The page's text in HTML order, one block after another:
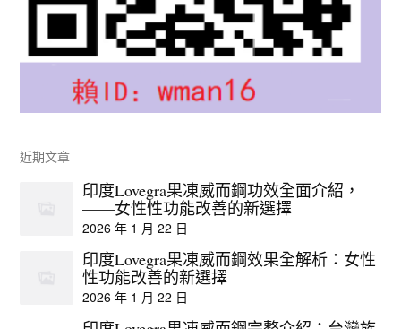
近期文章
印度Lovegra果凍威而鋼功效全面介紹，
——女性性功能改善的新選擇
2026 年 1 月 22 日
印度Lovegra果凍威而鋼效果全解析：女性
性功能改善的新選擇
2026 年 1 月 22 日